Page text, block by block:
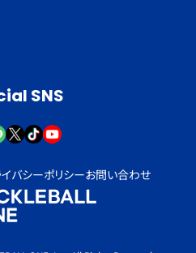
SNS
バシーポリシーお問い合わせ